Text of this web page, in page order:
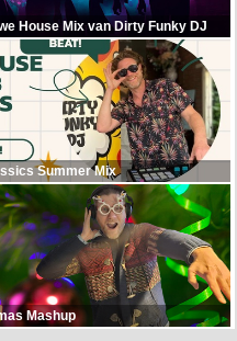
House Mix van Dirty Funky DJ
Summer Mix
Mashup